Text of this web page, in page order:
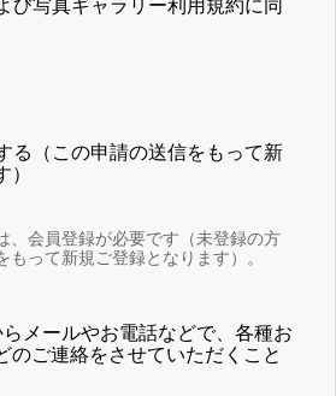
び写真ギャラリー利用規約に同
る（この申請の送信をもって新
、会員登録が必要です（未登録の方
もって新規ご登録となります）。
メールやお電話などで、各種お
のご連絡をさせていただくこと